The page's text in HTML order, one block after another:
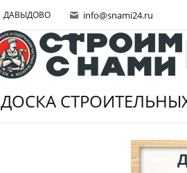
ДАВЫДОВО info@snami24.ru
ДОСКА